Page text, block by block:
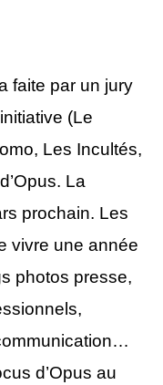
faite par un jury
(Le
Les Incultés,
La
prochain. Les
vivre une année
photos presse,
d’Opus au